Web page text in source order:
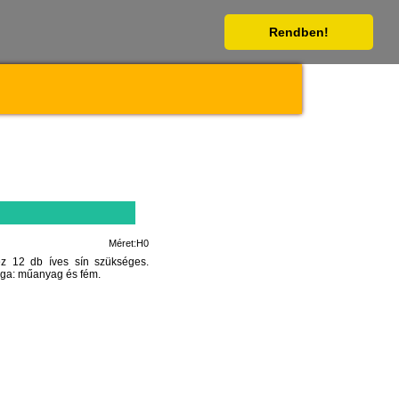
Rendben!
Méret:H0
12 db íves sín szükséges.
műanyag és fém.